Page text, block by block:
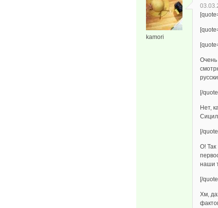
kamori
Очень
[/
Нет,
[/
О! Так
наши
[/
Хм,